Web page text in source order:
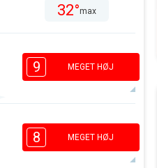
32°max
9 MEGET HØJ
5
16.00
3
18.00
8 MEGET HØJ